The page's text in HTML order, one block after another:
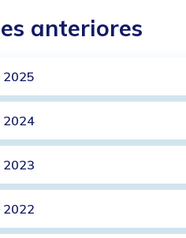
anteriores
2025
2024
2023
2022